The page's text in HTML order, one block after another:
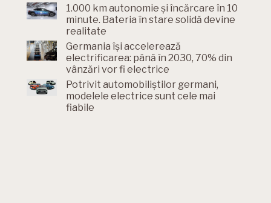
1.000 km autonomie și încărcare în 10
minute. Bateria în stare solidă devine
realitate
Germania își accelerează
electrificarea: până în 2030, 70% din
vânzări vor fi electrice
Potrivit automobiliștilor germani,
modelele electrice sunt cele mai
fiabile